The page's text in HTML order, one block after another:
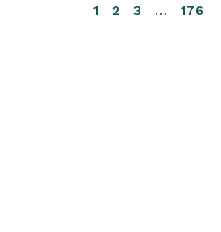
1 2 3 … 176